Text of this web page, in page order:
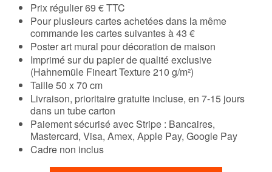
Prix régulier 69 € TTC
Pour plusieurs cartes achetées dans la même
commande les cartes suivantes à 43 €
Poster art mural pour décoration de maison
Imprimé sur du papier de qualité exclusive
(Hahnemüle Fineart Texture 210 g/m²)
Taille 50 x 70 cm
Livraison, prioritaire gratuite incluse, en 7-15 jours
dans un tube carton
Paiement sécurisé avec Stripe : Bancaires,
Mastercard, Visa, Amex, Apple Pay, Google Pay
Cadre non inclus